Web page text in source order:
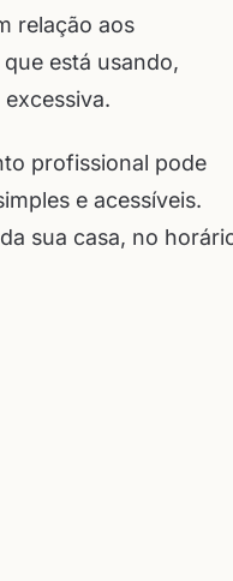
relação aos
está usando,
profissional pode
e acessíveis.
sua casa, no